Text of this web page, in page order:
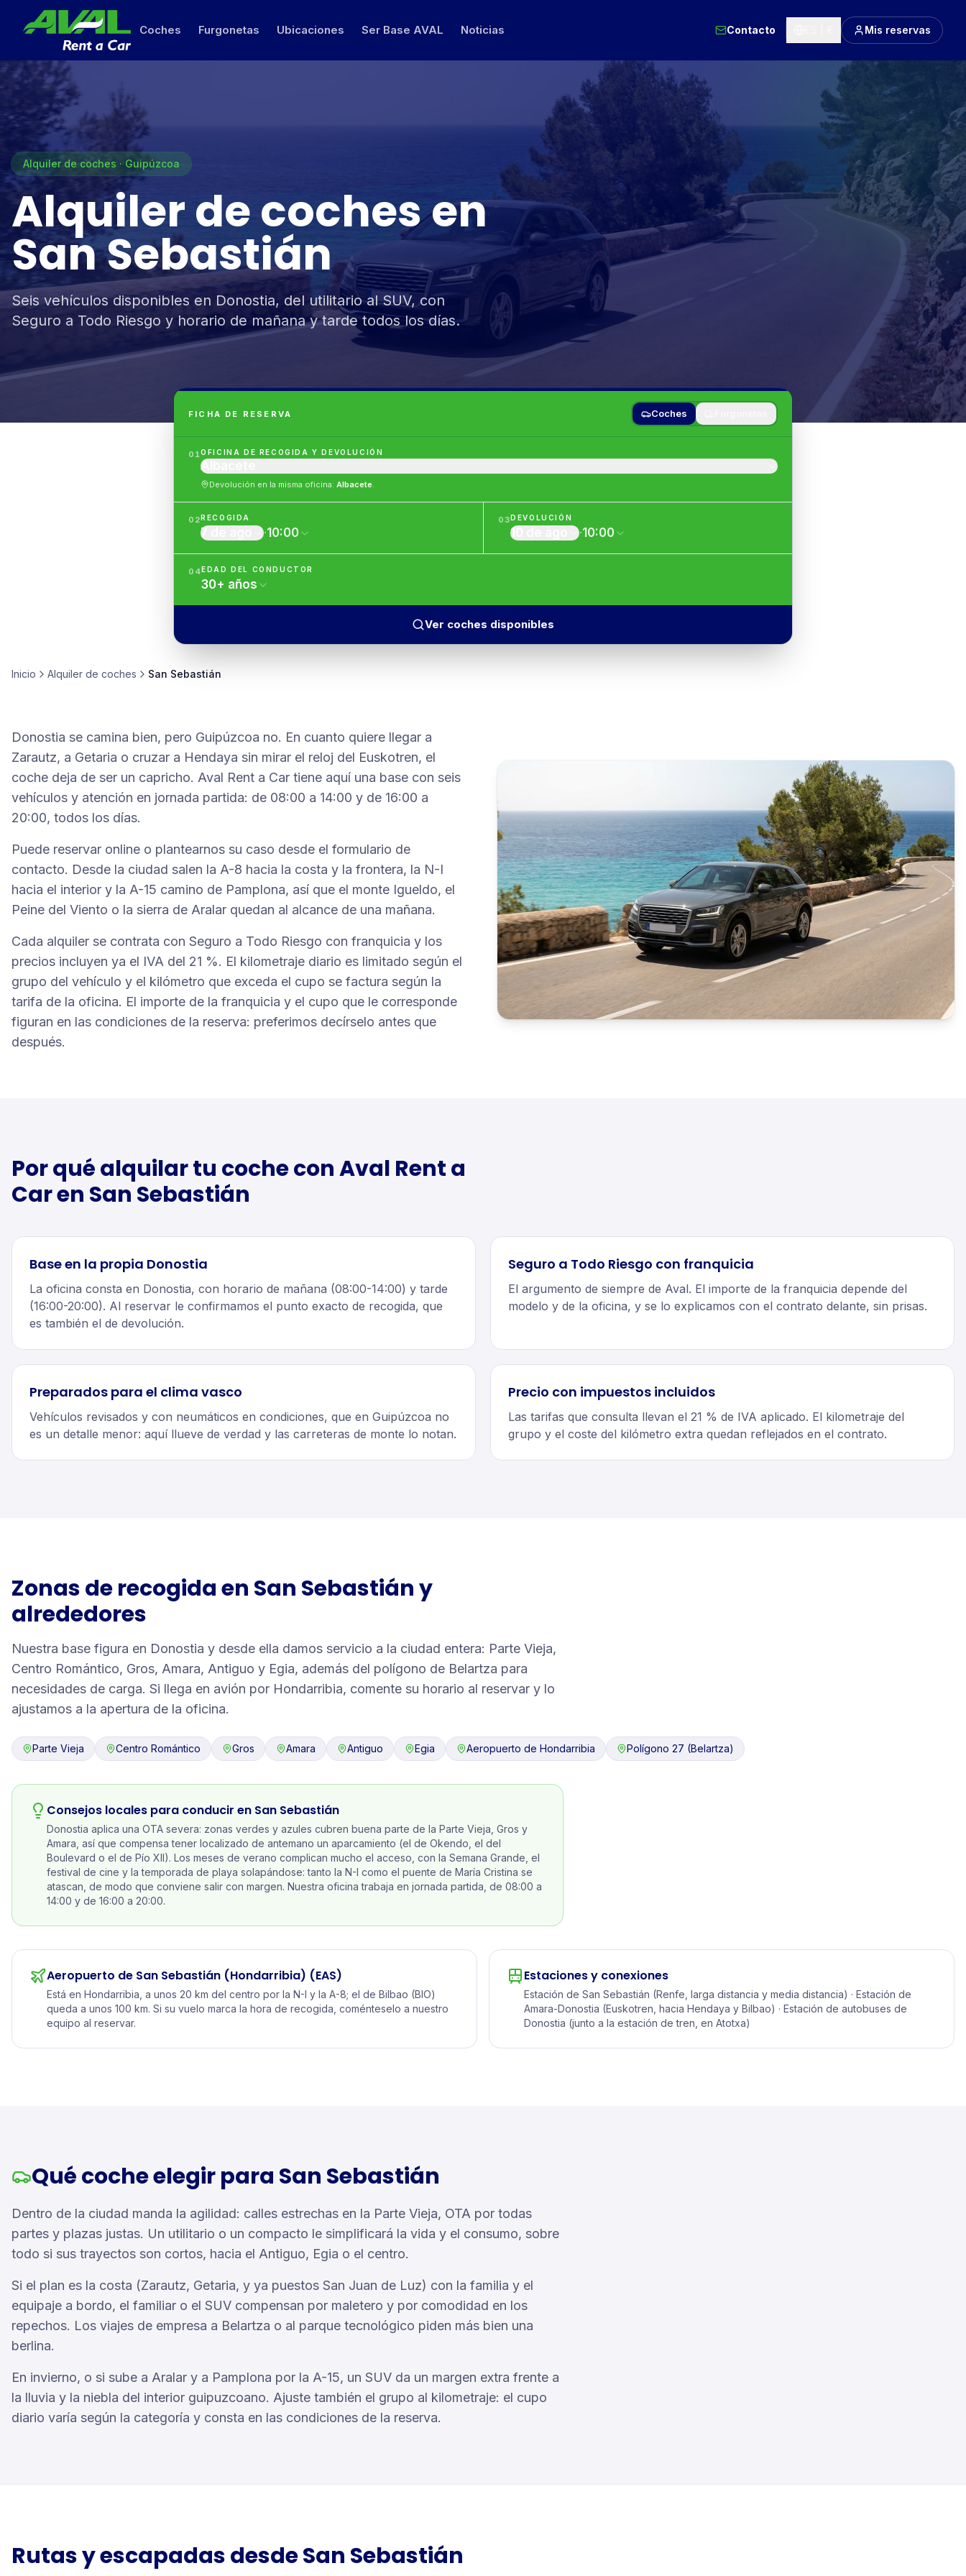
Coches Furgonetas Ubicaciones Ser Base AVAL Noticias Contacto Mis reservas
Alquiler de coches · Guipúzcoa
Alquiler de coches en
San Sebastián
Seis vehículos disponibles en Donostia, del utilitario al SUV, con
Seguro a Todo Riesgo y horario de mañana y tarde todos los días.
FICHA DE RESERVA Coches
01OFICINA DE RECOGIDA Y DEVOLUCIÓN
Albacete
Devolución en la misma oficina:Albacete.
02RECOGIDA
7 de ago ·10:00
03DEVOLUCIÓN
10 de ago ·10:00
04EDAD DEL CONDUCTOR
30+ años
Ver coches disponibles
Inicio Alquiler de coches San Sebastián
Donostia se camina bien, pero Guipúzcoa no. En cuanto quiere llegar a
Zarautz, a Getaria o cruzar a Hendaya sin mirar el reloj del Euskotren, el
coche deja de ser un capricho. Aval Rent a Car tiene aquí una base con seis
vehículos y atención en jornada partida: de 08:00 a 14:00 y de 16:00 a
20:00, todos los días.
Puede reservar online o plantearnos su caso desde el formulario de
contacto. Desde la ciudad salen la A-8 hacia la costa y la frontera, la N-I
hacia el interior y la A-15 camino de Pamplona, así que el monte Igueldo, el
Peine del Viento o la sierra de Aralar quedan al alcance de una mañana.
Cada alquiler se contrata con Seguro a Todo Riesgo con franquicia y los
precios incluyen ya el IVA del 21 %. El kilometraje diario es limitado según el
grupo del vehículo y el kilómetro que exceda el cupo se factura según la
tarifa de la oficina. El importe de la franquicia y el cupo que le corresponde
figuran en las condiciones de la reserva: preferimos decírselo antes que
después.
Por qué alquilar tu cochecon Aval Rent a
Car en San Sebastián
Base en la propia Donostia
La oficina consta en Donostia, con horario de mañana (08:00-14:00) y tarde
(16:00-20:00). Al reservar le confirmamos el punto exacto de recogida, que
es también el de devolución.
Seguro a Todo Riesgo con franquicia
El argumento de siempre de Aval. El importe de la franquicia depende del
modelo y de la oficina, y se lo explicamos con el contrato delante, sin prisas.
Preparados para el clima vasco
Vehículos revisados y con neumáticos en condiciones, que en Guipúzcoa no
es un detalle menor: aquí llueve de verdad y las carreteras de monte lo notan.
Precio con impuestos incluidos
Las tarifas que consulta llevan el 21 % de IVA aplicado. El kilometraje del
grupo y el coste del kilómetro extra quedan reflejados en el contrato.
Zonas de recogida en San Sebastiány
alrededores
Nuestra base figura en Donostia y desde ella damos servicio a la ciudad entera: Parte Vieja,
Centro Romántico, Gros, Amara, Antiguo y Egia, además del polígono de Belartza para
necesidades de carga. Si llega en avión por Hondarribia, comente su horario al reservar y lo
ajustamos a la apertura de la oficina.
Parte Vieja Centro Romántico Gros Amara Antiguo Egia Aeropuerto de Hondarribia Polígono 27 (Belartza)
Consejos locales para conducir en San Sebastián
Donostia aplica una OTA severa: zonas verdes y azules cubren buena parte de la Parte Vieja, Gros y
Amara, así que compensa tener localizado de antemano un aparcamiento (el de Okendo, el del
Boulevard o el de Pío XII). Los meses de verano complican mucho el acceso, con la Semana Grande, el
festival de cine y la temporada de playa solapándose: tanto la N-I como el puente de María Cristina se
atascan, de modo que conviene salir con margen. Nuestra oficina trabaja en jornada partida, de 08:00 a
14:00 y de 16:00 a 20:00.
Aeropuerto de San Sebastián (Hondarribia) (EAS)
Está en Hondarribia, a unos 20 km del centro por la N-I y la A-8; el de Bilbao (BIO)
queda a unos 100 km. Si su vuelo marca la hora de recogida, coménteselo a nuestro
equipo al reservar.
Estaciones y conexiones
Estación de San Sebastián (Renfe, larga distancia y media distancia) · Estación de
Amara-Donostia (Euskotren, hacia Hendaya y Bilbao) · Estación de autobuses de
Donostia (junto a la estación de tren, en Atotxa)
Qué coche elegir para San Sebastián
Dentro de la ciudad manda la agilidad: calles estrechas en la Parte Vieja, OTA por todas
partes y plazas justas. Un utilitario o un compacto le simplificará la vida y el consumo, sobre
todo si sus trayectos son cortos, hacia el Antiguo, Egia o el centro.
Si el plan es la costa (Zarautz, Getaria, y ya puestos San Juan de Luz) con la familia y el
equipaje a bordo, el familiar o el SUV compensan por maletero y por comodidad en los
repechos. Los viajes de empresa a Belartza o al parque tecnológico piden más bien una
berlina.
En invierno, o si sube a Aralar y a Pamplona por la A-15, un SUV da un margen extra frente a
la lluvia y la niebla del interior guipuzcoano. Ajuste también el grupo al kilometraje: el cupo
diario varía según la categoría y consta en las condiciones de la reserva.
Rutas y escapadas desdeSan Sebastián